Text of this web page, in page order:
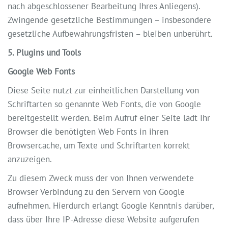
nach abgeschlossener Bearbeitung Ihres Anliegens).
Zwingende gesetzliche Bestimmungen – insbesondere
gesetzliche Aufbewahrungsfristen – bleiben unberührt.
5. Plugins und Tools
Google Web Fonts
Diese Seite nutzt zur einheitlichen Darstellung von
Schriftarten so genannte Web Fonts, die von Google
bereitgestellt werden. Beim Aufruf einer Seite lädt Ihr
Browser die benötigten Web Fonts in ihren
Browsercache, um Texte und Schriftarten korrekt
anzuzeigen.
Zu diesem Zweck muss der von Ihnen verwendete
Browser Verbindung zu den Servern von Google
aufnehmen. Hierdurch erlangt Google Kenntnis darüber,
dass über Ihre IP-Adresse diese Website aufgerufen